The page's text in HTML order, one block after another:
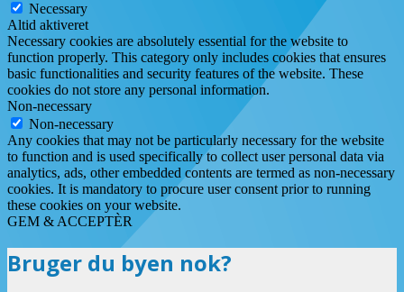
Necessary
Altid aktiveret
Necessary cookies are absolutely essential for the website to
function properly. This category only includes cookies that ensures
basic functionalities and security features of the website. These
cookies do not store any personal information.
Non-necessary
Non-necessary
Any cookies that may not be particularly necessary for the website
to function and is used specifically to collect user personal data via
analytics, ads, other embedded contents are termed as non-necessary
cookies. It is mandatory to procure user consent prior to running
these cookies on your website.
GEM & ACCEPTÈR
Bruger du byen nok?